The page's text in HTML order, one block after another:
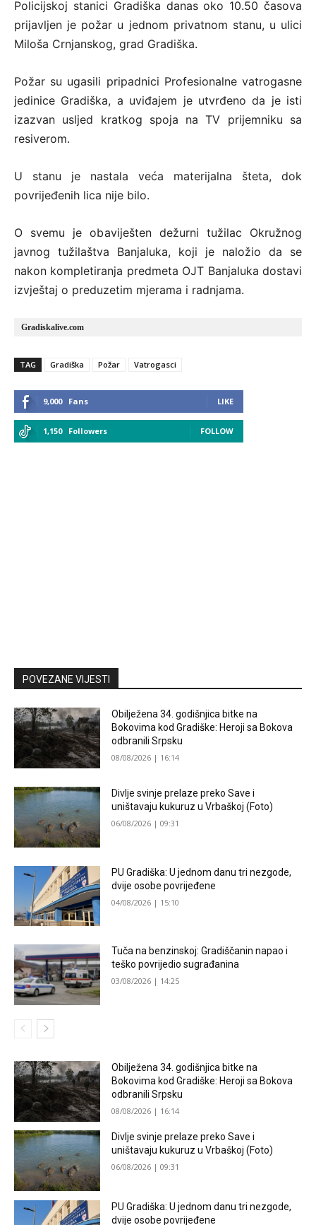
Policijskoj stanici Gradiška danas oko 10.50 časova
prijavljen je požar u jednom privatnom stanu, u ulici
Miloša Crnjanskog, grad Gradiška.
Požar su ugasili pripadnici Profesionalne vatrogasne
jedinice Gradiška, a uviđajem je utvrđeno da je isti
izazvan usljed kratkog spoja na TV prijemniku sa
resiverom.
U stanu je nastala veća materijalna šteta, dok
povrijeđenih lica nije bilo.
O svemu je obaviješten dežurni tužilac Okružnog
javnog tužilaštva Banjaluka, koji je naložio da se
nakon kompletiranja predmeta OJT Banjaluka dostavi
izvještaj o preduzetim mjerama i radnjama.
Gradiskalive.com
TAG Gradiška Požar Vatrogasci
9,000 Fans LIKE
1,150 Followers FOLLOW
POVEZANE VIJESTI
Obilježena 34. godišnjica bitke na
Bokovima kod Gradiške: Heroji sa Bokova
odbranili Srpsku
08/08/2026 | 16:14
Divlje svinje prelaze preko Save i
uništavaju kukuruz u Vrbaškoj (Foto)
06/08/2026 | 09:31
PU Gradiška: U jednom danu tri nezgode,
dvije osobe povrijeđene
04/08/2026 | 15:10
Tuča na benzinskoj: Gradiščanin napao i
teško povrijedio sugrađanina
03/08/2026 | 14:25
Obilježena 34. godišnjica bitke na
Bokovima kod Gradiške: Heroji sa Bokova
odbranili Srpsku
08/08/2026 | 16:14
Divlje svinje prelaze preko Save i
uništavaju kukuruz u Vrbaškoj (Foto)
06/08/2026 | 09:31
PU Gradiška: U jednom danu tri nezgode,
dvije osobe povrijeđene